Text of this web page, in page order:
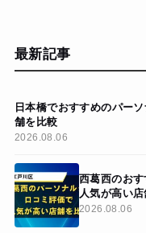
最新記事
日本橋でおすすめのパー
舗を比較
2026.08.06
西葛西のお
人気が高い
2026.08.06